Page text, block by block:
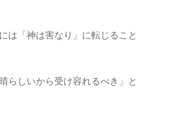
は「神は害なり」に転じること
らしいから受け容れるべき」と